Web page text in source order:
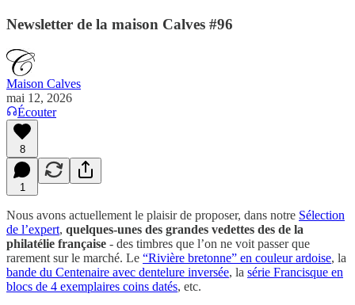
Newsletter de la maison Calves #96
Maison Calves
mai 12, 2026
Écouter
8
1
Nous avons actuellement le plaisir de proposer, dans notre Sélection
de l’expert, quelques-unes des grandes vedettes des de la
philatélie française - des timbres que l’on ne voit passer que
rarement sur le marché. Le “Rivière bretonne” en couleur ardoise, la
bande du Centenaire avec dentelure inversée, la série Francisque en
blocs de 4 exemplaires coins datés, etc.